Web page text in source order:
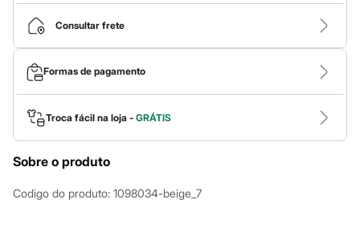
Acessórios
Bolsas
Bonés e Chapéus
Bijoux
Cintos
Óculos
Relógios
Calçados
Botas
Chinelos
Rasteirinhas
Sandálias
Tênis
Consultar frete
Formas de pagamento
Troca fácil na loja - GRÁTIS
Sobre o produto
Codigo do produto: 1098034-beige_7